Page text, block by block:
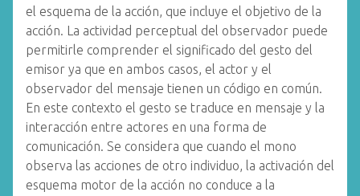
el esquema de la acción, que incluye el objetivo de la
acción. La actividad perceptual del observador puede
permitirle comprender el significado del gesto del
emisor ya que en ambos casos, el actor y el
observador del mensaje tienen un código en común.
En este contexto el gesto se traduce en mensaje y la
interacción entre actores en una forma de
comunicación. Se considera que cuando el mono
observa las acciones de otro individuo, la activación del
esquema motor de la acción no conduce a la